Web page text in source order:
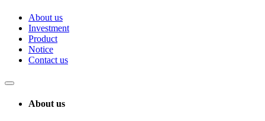
About us
Investment
Product
Notice
Contact us
About us